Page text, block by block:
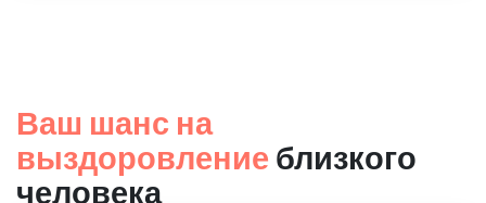
Ваш шанс на
выздоровление близкого
человека